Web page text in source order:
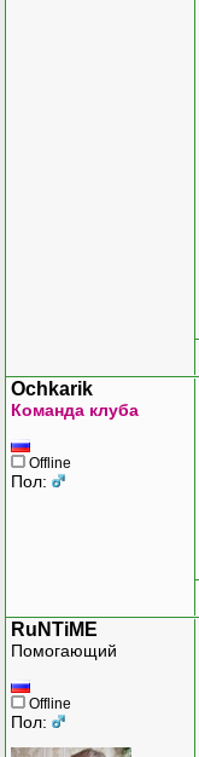
Ochkarik
Команда клуба
Offline
Пол:
RuNTiME
Помогающий
Offline
Пол: